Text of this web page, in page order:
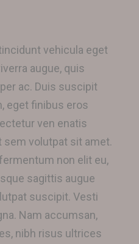
vehicula eget
augue, quis
ac. Duis suscipit
eget finibus eros
ven enatis
volutpat sit amet.
non elit eu,
sagittis augue
suscipit. Vesti
Nam accumsan,
nibh risus ultrices